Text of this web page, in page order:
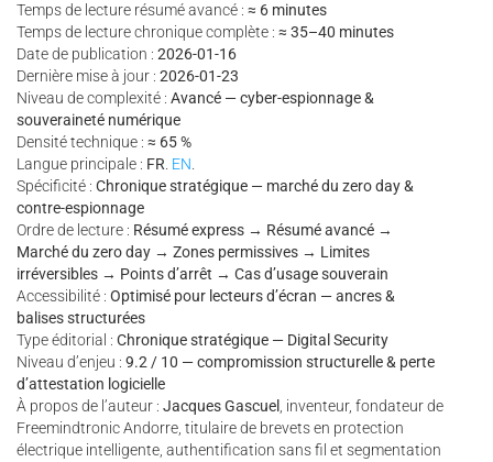
Temps de lecture résumé avancé : ≈ 6 minutes
Temps de lecture chronique complète : ≈ 35–40 minutes
Date de publication : 2026-01-16
Dernière mise à jour : 2026-01-23
Niveau de complexité : Avancé — cyber-espionnage &
souveraineté numérique
Densité technique : ≈ 65 %
Langue principale : FR. EN.
Spécificité : Chronique stratégique — marché du zero day &
contre-espionnage
Ordre de lecture : Résumé express → Résumé avancé →
Marché du zero day → Zones permissives → Limites
irréversibles → Points d’arrêt → Cas d’usage souverain
Accessibilité : Optimisé pour lecteurs d’écran — ancres &
balises structurées
Type éditorial : Chronique stratégique — Digital Security
Niveau d’enjeu : 9.2 / 10 — compromission structurelle & perte
d’attestation logicielle
À propos de l’auteur : Jacques Gascuel , inventeur, fondateur de
Freemindtronic Andorre, titulaire de brevets en protection
électrique intelligente, authentification sans fil et segmentation